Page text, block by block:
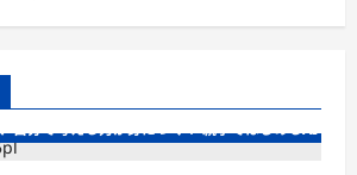
自分で考える力が身につく！ 親子ではじめるAI学習